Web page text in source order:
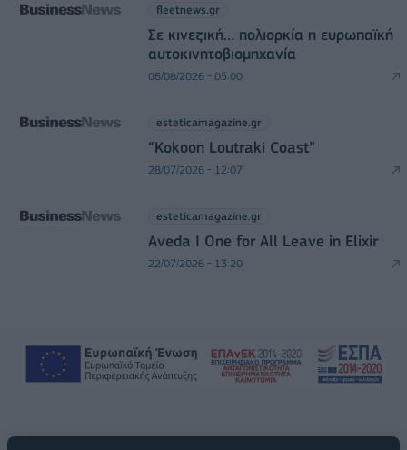
fleetnews.gr
Σε κινεζική… πολιορκία η ευρωπαϊκή
αυτοκινητοβιομηχανία
06/08/2026 - 05:00
esteticamagazine.gr
“Kokoon Loutraki Coast”
28/07/2026 - 12:07
esteticamagazine.gr
Aveda I One for All Leave in Elixir
22/07/2026 - 13:20